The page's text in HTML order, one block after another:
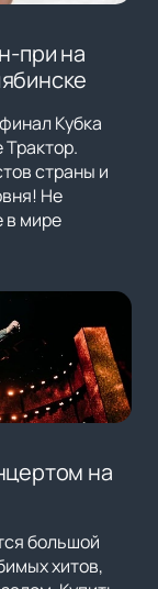
при на
Кубка
страны и
Не
в мире
на
большой
хитов,